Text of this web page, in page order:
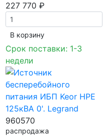
227 770 ₽
В корзинy
Срок поставки: 1-3
недели
960570
распродажа